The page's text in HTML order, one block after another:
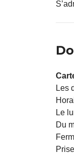
Les
Le
Du